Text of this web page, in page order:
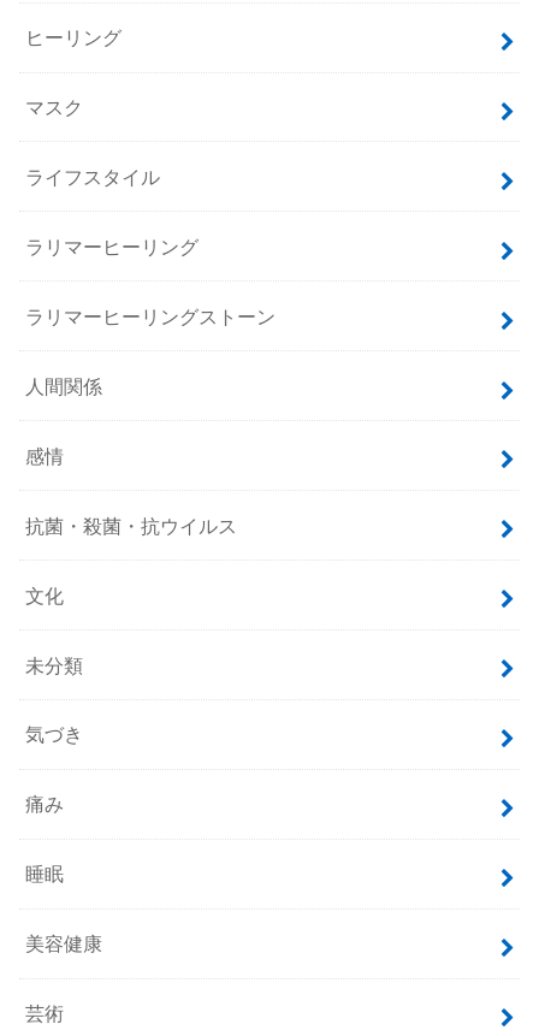
ヒーリング
マスク
ライフスタイル
ラリマーヒーリング
ラリマーヒーリングストーン
人間関係
感情
抗菌・殺菌・抗ウイルス
文化
未分類
気づき
痛み
睡眠
美容健康
芸術